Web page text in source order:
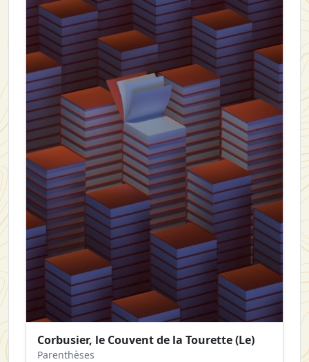
Corbusier, le Couvent de la Tourette (Le)
Parenthèses